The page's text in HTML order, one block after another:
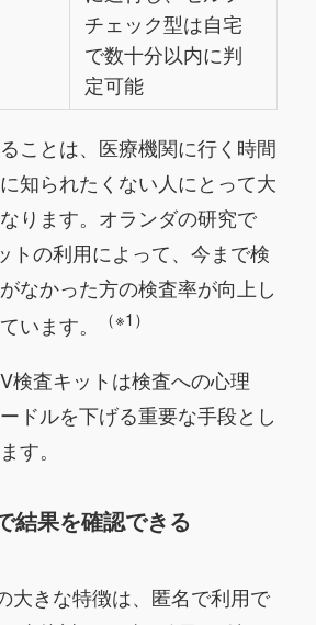
チェック型は自宅
で数十分以内に判
定可能
ことは、医療機関に行く時間
知られたくない人にとって大
ります。オランダの研究で
トの利用によって、今まで検
なかった方の検査率が向上し
います。
（※1）
検査キットは検査への心理
ドルを下げる重要な手段とし
す。
結果を確認できる
大きな特徴は、匿名で利用で